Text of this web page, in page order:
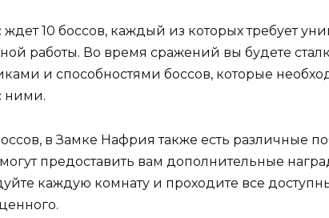
10 боссов, каждый из которых требует
работы. Во время сражений вы будете
и способностями боссов, которые
ними.
в Замке Нафрия также есть различные
предоставить вам дополнительные
каждую комнату и проходите все